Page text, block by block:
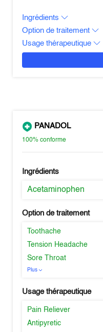
Ingrédients
Option de traitement
Usage thérapeutique
PANADOL
100%conforme
Ingrédients
Acetaminophen
Option de traitement
Toothache
Tension Headache
Sore Throat
Plus
Usage thérapeutique
Pain Reliever
Antipyretic